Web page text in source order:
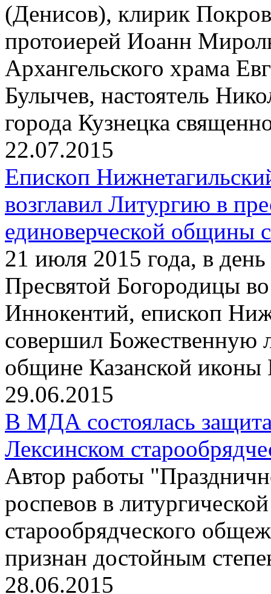
(Денисов), клирик
протоиерей Иоанн
Архангельского храма
Булычев, настоятель
города Кузнецка
22.07.2015
Епископ
возглавил Литургию в
единоверческой общины
21 июля 2015 года, в
Пресвятой Богородицы
Иннокентий, епископ
совершил Божественную
общине Казанской
29.06.2015
В МДА состоялась
Лексинском
Автор работы
роспевов в
старообрядческого
признан достойным
28.06.2015